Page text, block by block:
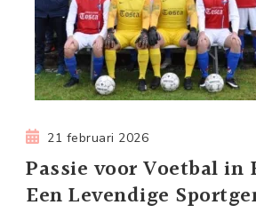
21 februari 2026
Passie voor Voetbal in
Een Levendige